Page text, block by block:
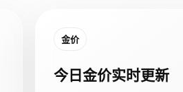
金价
今日金价实时更新